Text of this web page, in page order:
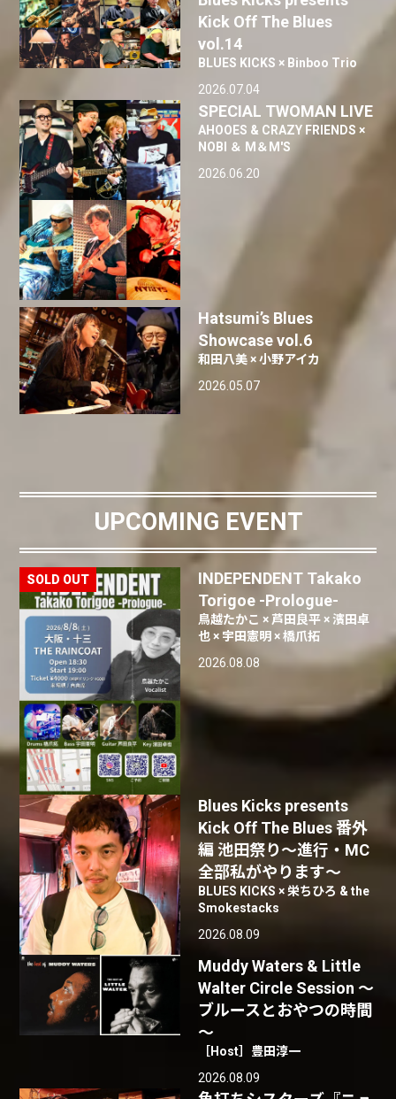
Kick Off The Blues
vol.14
BLUES KICKS × Binboo Trio
2026.07.04
SPECIAL TWOMAN LIVE
AHOOES & CRAZY FRIENDS ×
NOBI ＆ M＆M'S
2026.06.20
Hatsumi’s Blues
Showcase vol.6
和田八美 × 小野アイカ
2026.05.07
UPCOMING EVENT
INDEPENDENT Takako
Torigoe -Prologue-
鳥越たかこ × 芦田良平 × 濱田卓
也 × 宇田憲明 × 橋爪拓
2026.08.08
Blues Kicks presents
Kick Off The Blues 番外
編 池田祭り〜進行・MC
全部私がやります〜
BLUES KICKS × 栄ちひろ & the
Smokestacks
2026.08.09
Muddy Waters & Little
Walter Circle Session ～
ブルースとおやつの時間
～
［Host］豊田淳一
2026.08.09